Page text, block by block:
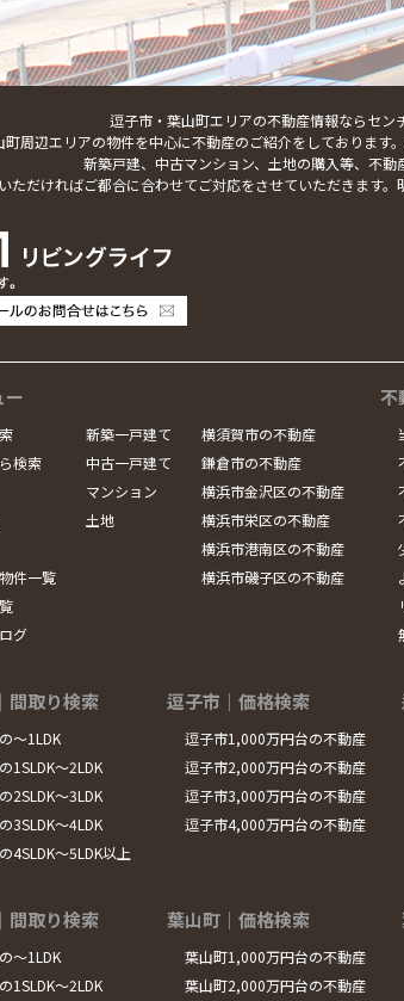
逗子市・葉山町エリアの不動産情報ならセン
周辺エリアの物件を中心に不動産のご紹介をしております
新築戸建、中古マンション、土地の購入等、不動
ただければご都合に合わせてご対応をさせていただきます
ー
検索
件一覧
グ
新築一戸建て
中古一戸建て
マンション
土地
横須賀市の不動産
鎌倉市の不動産
横浜市金沢区の不動産
横浜市栄区の不動産
横浜市港南区の不動産
横浜市磯子区の不動産
不
間取り検索
～1LDK
1SLDK～2LDK
2SLDK～3LDK
3SLDK～4LDK
4SLDK～5LDK以上
逗子市｜価格検索
逗子市1,000万円台の不動産
逗子市2,000万円台の不動産
逗子市3,000万円台の不動産
逗子市4,000万円台の不動産
間取り検索
～1LDK
1SLDK～2LDK
葉山町｜価格検索
葉山町1,000万円台の不動産
葉山町2,000万円台の不動産